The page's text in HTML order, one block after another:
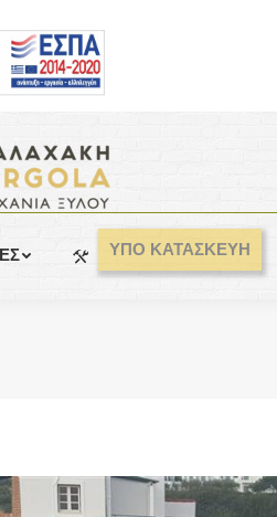
ΥΠΟ ΚΑΤΑΣΚΕΥΗ